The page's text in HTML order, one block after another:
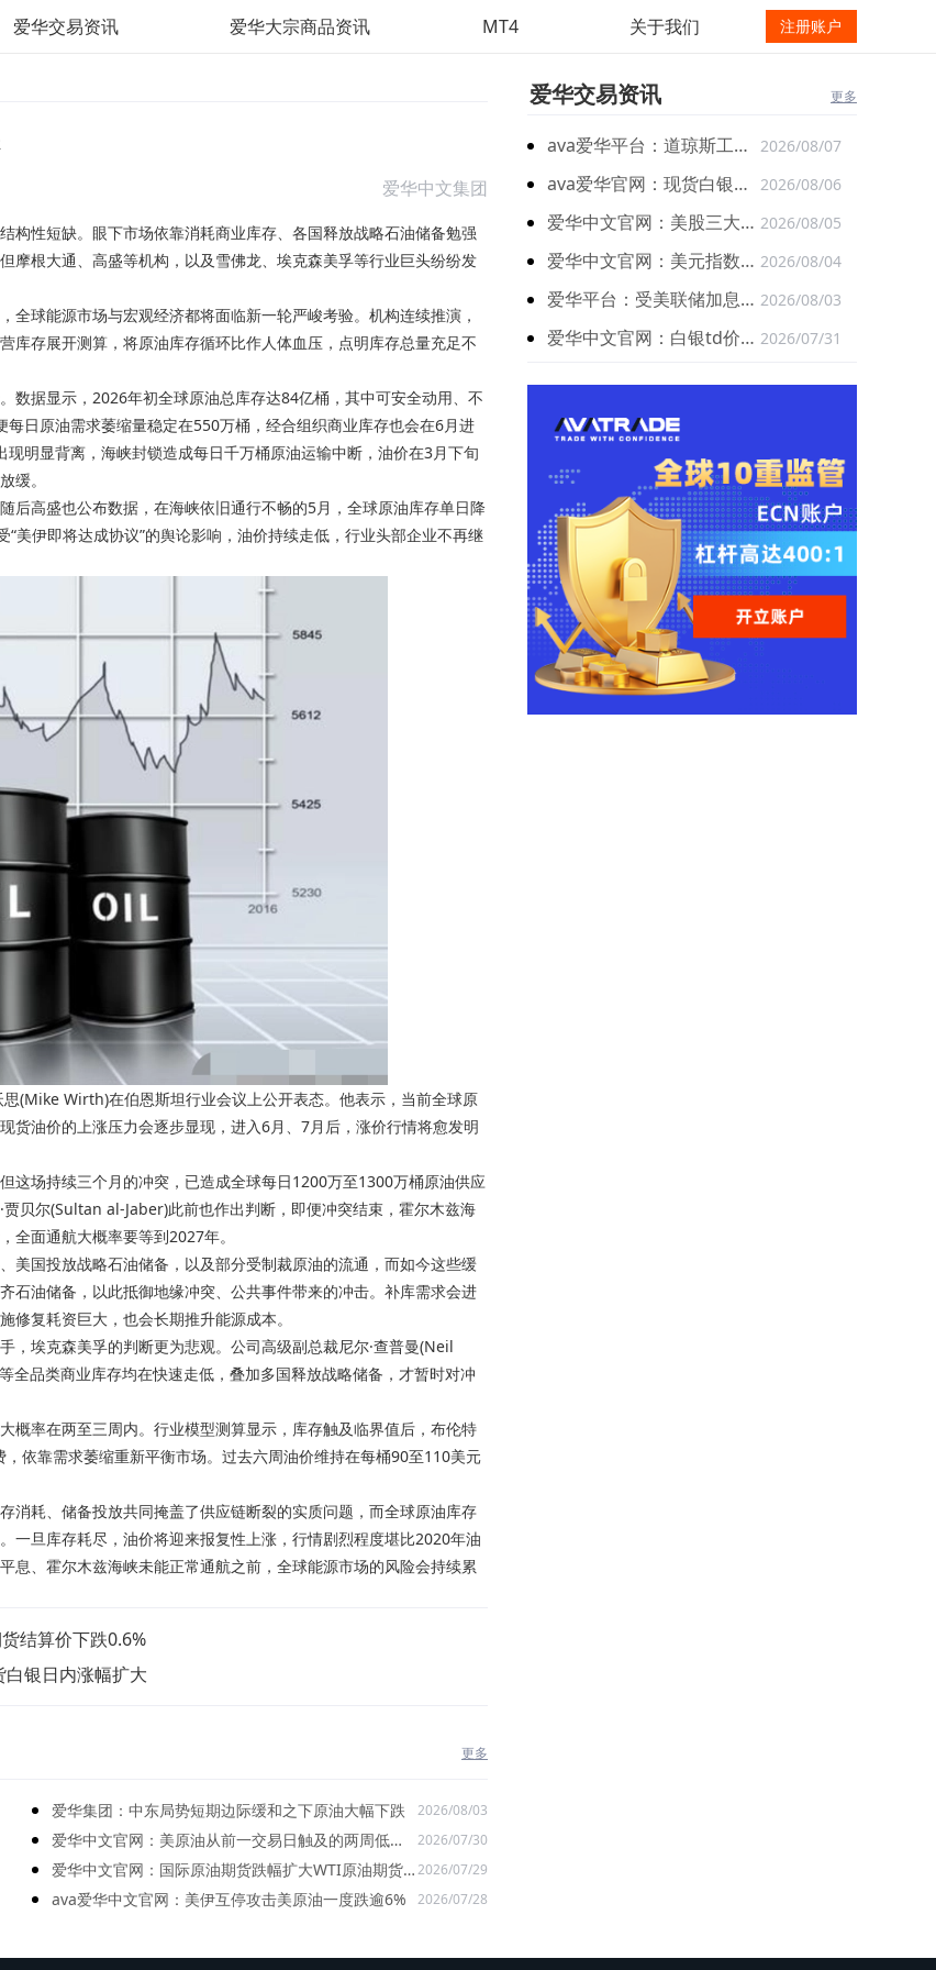
爱华交易资讯 爱华大宗商品资讯 MT4 关于我们 注册账户
爱华中文集团
构性短缺。眼下市场依靠消耗商业库存、各国释放战略石油储备勉强
摩根大通、高盛等机构，以及雪佛龙、埃克森美孚等行业巨头纷纷发
球能源市场与宏观经济都将面临新一轮严峻考验。机构连续推演，
库存展开测算，将原油库存循环比作人体血压，点明库存总量充足不
据显示，2026年初全球原油总库存达84亿桶，其中可安全动用、不
日原油需求萎缩量稳定在550万桶，经合组织商业库存也会在6月进
明显背离，海峡封锁造成每日千万桶原油运输中断，油价在3月下旬
缓。
高盛也公布数据，在海峡依旧通行不畅的5月，全球原油库存单日降
美伊即将达成协议”的舆论影响，油价持续走低，行业头部企业不再继
(Mike Wirth)在伯恩斯坦行业会议上公开表态。他表示，当前全球原
货油价的上涨压力会逐步显现，进入6月、7月后，涨价行情将愈发明
场持续三个月的冲突，已造成全球每日1200万至1300万桶原油供应
贝尔(Sultan al-Jaber)此前也作出判断，即便冲突结束，霍尔木兹海
全面通航大概率要等到2027年。
美国投放战略石油储备，以及部分受制裁原油的流通，而如今这些缓
石油储备，以此抵御地缘冲突、公共事件带来的冲击。补库需求会进
复耗资巨大，也会长期推升能源成本。
埃克森美孚的判断更为悲观。公司高级副总裁尼尔·查普曼(Neil
品类商业库存均在快速走低，叠加多国释放战略储备，才暂时对冲
率在两至三周内。行业模型测算显示，库存触及临界值后，布伦特
依靠需求萎缩重新平衡市场。过去六周油价维持在每桶90至110美元
耗、储备投放共同掩盖了供应链断裂的实质问题，而全球原油库存
一旦库存耗尽，油价将迎来报复性上涨，行情剧烈程度堪比2020年油
息、霍尔木兹海峡未能正常通航之前，全球能源市场的风险会持续累
结算价下跌0.6%
银日内涨幅扩大
更多
爱华集团：中东局势短期边际缓和之下原油大幅下跌 2026/08/03
爱华中文官网：美原油从前一交易日触及的两周低位
回升
2026/07/30
爱华中文官网：国际原油期货跌幅扩大WTI原油期货
价格跌8.06%
2026/07/29
ava爱华中文官网：美伊互停攻击美原油一度跌逾6% 2026/07/28
爱华交易资讯 更多
ava爱华平台：道琼斯工业平均指数比前一交易日上涨907.47点 2026/08/07
ava爱华官网：现货白银隔夜下探后获得低位买盘支撑 2026/08/06
爱华中文官网：美股三大指数集体上涨刷新收盘历史新高 2026/08/05
爱华中文官网：美元指数一度创六周新低 非农数据成关键变量 2026/08/04
爱华平台：受美联储加息预期提升 现货黄金日内跌超26美元 2026/08/03
爱华中文官网：白银td价格短线盘面偏向震荡上行走势 2026/07/31